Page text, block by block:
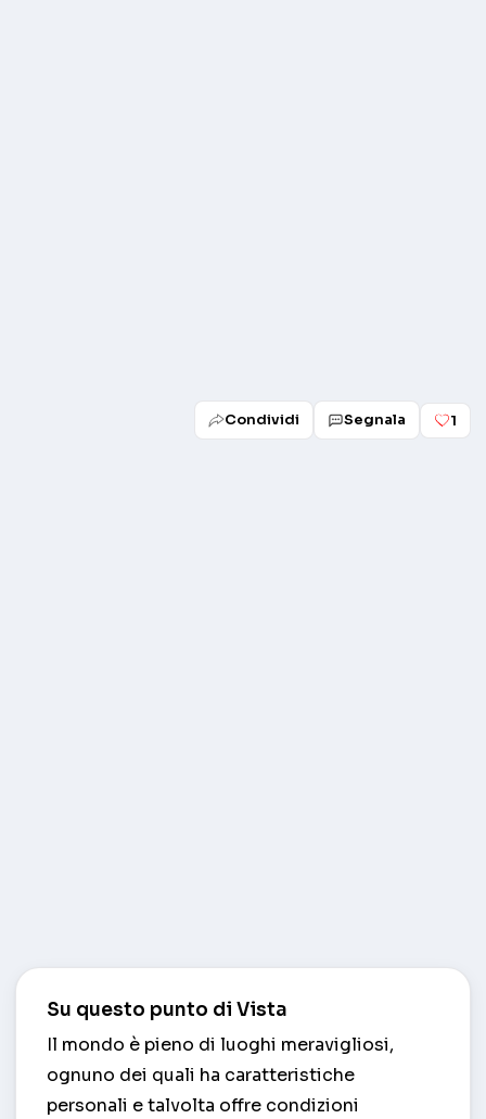
Condividi Segnala 1
Su questo punto di Vista
Il mondo è pieno di luoghi meravigliosi,
ognuno dei quali ha caratteristiche
personali e talvolta offre condizioni